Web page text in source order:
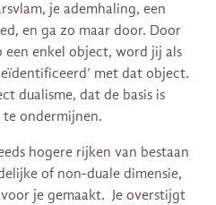
je ademhaling, een
en ga zo maar door. Door
enkel object, word jij als
met dat object.
dualisme, dat de basis is
te ondermijnen.
hogere rijken van bestaan​​
of non-duale dimensie,
je gemaakt. Je overstijgt